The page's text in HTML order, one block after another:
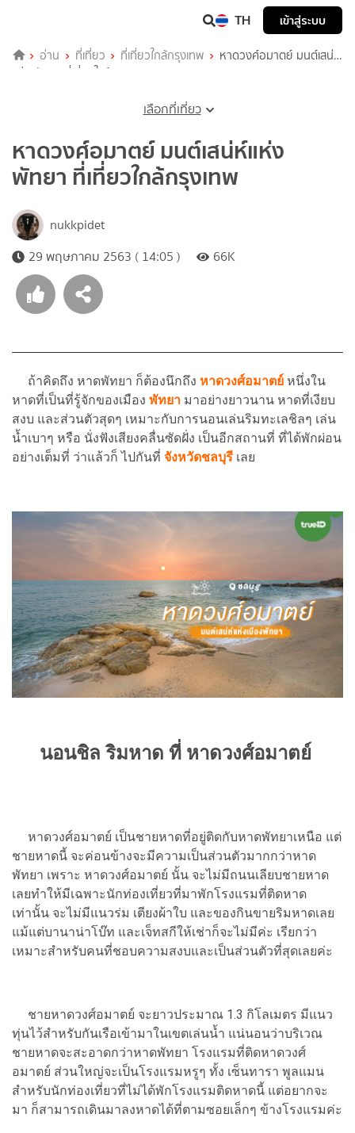
TH เข้าสู่ระบบ
อ่าน ที่เที่ยว ที่เที่ยวใกล้กรุงเทพ
หาดวงศ์อมาตย์ มนต์เสน่ห์
แห่ง พัทยา ที่เที่ยวใกล้กรุงเทพ
เลือกที่เที่ยว
หาดวงศ์อมาตย์ มนต์เสน่ห์แห่ง
พัทยา ที่เที่ยวใกล้กรุงเทพ
nukkpidet
29 พฤษภาคม 2563 ( 14:05 )
66K
ถ้าคิดถึง หาดพัทยา ก็ต้องนึกถึง หาดวงศ์อมาตย์ หนึ่งใน
หาดที่เป็นที่รู้จักของเมือง พัทยา มาอย่างยาวนาน หาดที่เงียบ
สงบ และส่วนตัวสุดๆ เหมาะกับการนอนเล่นริมทะเลชิลๆ เล่น
น้ำเบาๆ หรือ นั่งฟังเสียงคลื่นซัดฝั่ง เป็นอีกสถานที่ ที่ได้พักผ่อน
อย่างเต็มที่ ว่าแล้วก็ ไปกันที่ จังหวัดชลบุรี เลย
นอนชิล ริมหาด ที่ หาดวงศ์อมาตย์
หาดวงศ์อมาตย์ เป็นชายหาดที่อยู่ติดกับหาดพัทยาเหนือ แต่
ชายหาดนี้ จะค่อนข้างจะมีความเป็นส่วนตัวมากกว่าหาด
พัทยา เพราะ หาดวงศ์อมาตย์ นั้น จะไม่มีถนนเลียบชายหาด
เลยทำให้มีเฉพาะนักท่องเที่ยวที่มาพักโรงแรมที่ติดหาด
เท่านั้น จะไม่มีแนวร่ม เตียงผ้าใบ และของกินขายริมหาดเลย
แม้แต่บานาน่าโบ๊ท และเจ็ทสกีให้เช่าก็จะไม่มีค่ะ เรียกว่า
เหมาะสำหรับคนที่ชอบความสงบและเป็นส่วนตัวที่สุดเลยค่ะ
ชายหาดวงศ์อมาตย์ จะยาวประมาณ 1.3 กิโลเมตร มีแนว
ทุ่นไว้สำหรับกันเรือเข้ามาในเขตเล่นน้ำ แน่นอนว่าบริเวณ
ชายหาดจะสะอาดกว่าหาดพัทยา โรงแรมที่ติดหาดวงศ์
อมาตย์ ส่วนใหญ่จะเป็นโรงแรมหรูๆ ทั้ง เซ็นทารา พูลแมน
สำหรับนักท่องเที่ยวที่ไม่ได้พักโรงแรมติดหาดนี้ แต่อยากจะ
มา ก็สามารถเดินมาลงหาดได้ที่ตามซอยเล็กๆ ข้างโรงแรมค่ะ